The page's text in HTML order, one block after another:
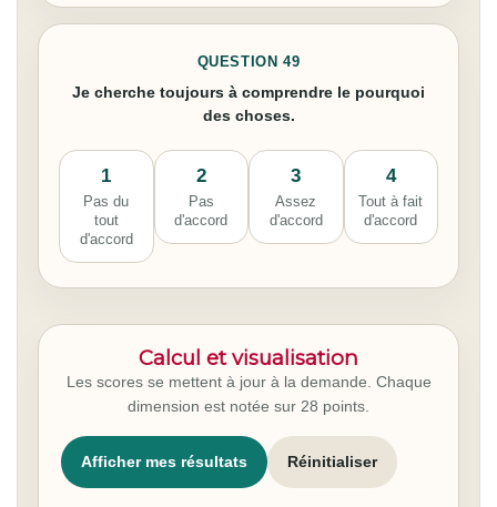
QUESTION 49
Je cherche toujours à comprendre le pourquoi
des choses.
1
Pas du
tout
d'accord
2
Pas
d'accord
3
Assez
d'accord
4
Tout à fait
d'accord
Calcul et visualisation
Les scores se mettent à jour à la demande. Chaque
dimension est notée sur 28 points.
Afficher mes résultats Réinitialiser